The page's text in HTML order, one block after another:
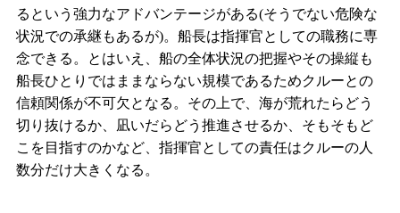
るという強力なアドバンテージがある(そうでない危険な
状況での承継もあるが)。船長は指揮官としての職務に専
念できる。とはいえ、船の全体状況の把握やその操縦も
船長ひとりではままならない規模であるためクルーとの
信頼関係が不可欠となる。その上で、海が荒れたらどう
切り抜けるか、凪いだらどう推進させるか、そもそもど
こを目指すのかなど、指揮官としての責任はクルーの人
数分だけ大きくなる。